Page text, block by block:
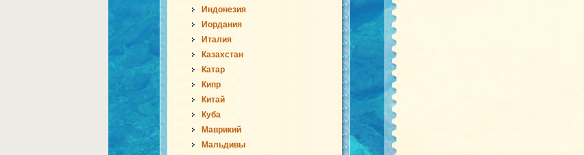
Индонезия
Иордания
Италия
Казахстан
Катар
Кипр
Китай
Куба
Маврикий
Мальдивы